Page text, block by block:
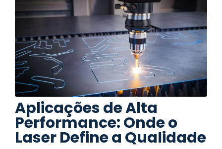
Aplicações de Alta
Performance: Onde o
Laser Define a Qualidade